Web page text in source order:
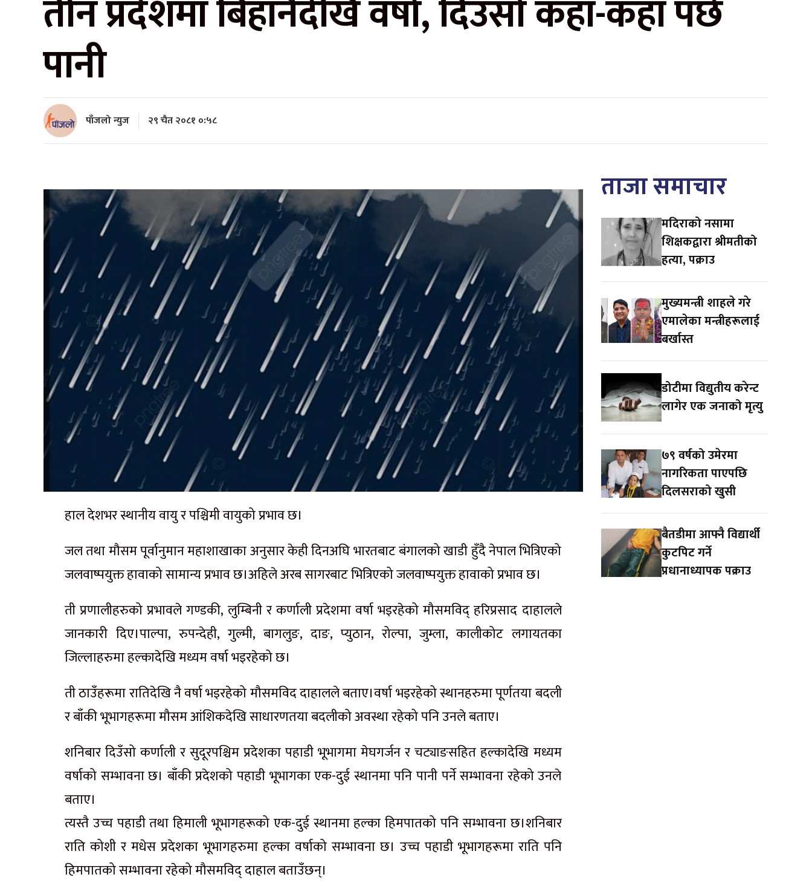
तीन प्रदेशमा बिहानैदेखि वर्षा, दिउँसो कहाँ-कहाँ पर्छ
पानी
पाँजलो न्युज २९ चैत २०८१ ०:५८
हाल देशभर स्थानीय वायु र पश्चिमी वायुको प्रभाव छ।
जल तथा मौसम पूर्वानुमान महाशाखाका अनुसार केही दिनअघि भारतबाट बंगालको खाडी हुँदै नेपाल भित्रिएको
जलवाष्पयुक्त हावाको सामान्य प्रभाव छ।अहिले अरब सागरबाट भित्रिएको जलवाष्पयुक्त हावाको प्रभाव छ।
ती प्रणालीहरुको प्रभावले गण्डकी, लुम्बिनी र कर्णाली प्रदेशमा वर्षा भइरहेको मौसमविद् हरिप्रसाद दाहालले
जानकारी दिए।पाल्पा, रुपन्देही, गुल्मी, बागलुङ, दाङ, प्युठान, रोल्पा, जुम्ला, कालीकोट लगायतका
जिल्लाहरुमा हल्कादेखि मध्यम वर्षा भइरहेको छ।
ती ठाउँहरूमा रातिदेखि नै वर्षा भइरहेको मौसमविद दाहालले बताए।वर्षा भइरहेको स्थानहरुमा पूर्णतया बदली
र बाँकी भूभागहरूमा मौसम आंशिकदेखि साधारणतया बदलीको अवस्था रहेको पनि उनले बताए।
शनिबार दिउँसो कर्णाली र सुदूरपश्चिम प्रदेशका पहाडी भूभागमा मेघगर्जन र चट्याङसहित हल्कादेखि मध्यम
वर्षाको सम्भावना छ। बाँकी प्रदेशको पहाडी भूभागका एक-दुई स्थानमा पनि पानी पर्ने सम्भावना रहेको उनले
बताए।
त्यस्तै उच्च पहाडी तथा हिमाली भूभागहरूको एक-दुई स्थानमा हल्का हिमपातको पनि सम्भावना छ।शनिबार
राति कोशी र मधेस प्रदेशका भूभागहरुमा हल्का वर्षाको सम्भावना छ। उच्च पहाडी भूभागहरूमा राति पनि
हिमपातको सम्भावना रहेको मौसमविद् दाहाल बताउँछन्।
ताजा समाचार
मदिराको नसामा
शिक्षकद्वारा श्रीमतीको
हत्या, पक्राउ
मुख्यमन्त्री शाहले गरे
एमालेका मन्त्रीहरूलाई
बर्खास्त
डोटीमा विद्युतीय करेन्ट
लागेर एक जनाको मृत्यु
७९ वर्षको उमेरमा
नागरिकता पाएपछि
दिलसराको खुसी
बैतडीमा आफ्नै विद्यार्थी
कुटपिट गर्ने
प्रधानाध्यापक पक्राउ